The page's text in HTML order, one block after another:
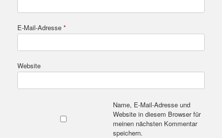
E-Mail-Adresse *
Website
Name, E-Mail-Adresse und
Website in diesem Browser für
meinen nächsten Kommentar
speichern.